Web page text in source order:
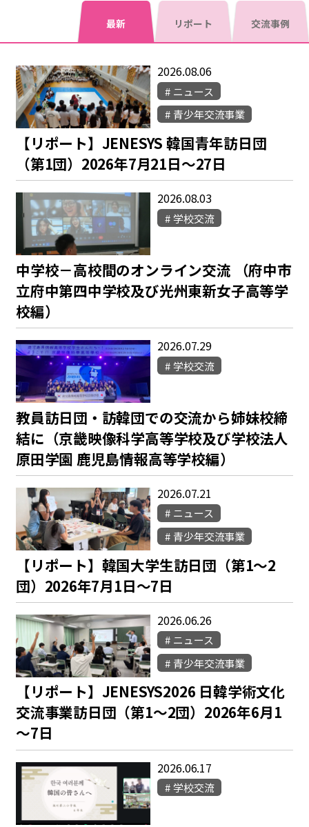
最新 リポート 交流事例
2026.08.06
ニュース
青少年交流事業
【リポート】JENESYS 韓国青年訪日団
（第1団）2026年7月21日～27日
2026.08.03
学校交流
中学校－高校間のオンライン交流 （府中市
立府中第四中学校及び光州東新女子高等学
校編）
2026.07.29
学校交流
教員訪日団・訪韓団での交流から姉妹校締
結に（京畿映像科学高等学校及び学校法人
原田学園 鹿児島情報高等学校編）
2026.07.21
ニュース
青少年交流事業
【リポート】韓国大学生訪日団（第1～2
団）2026年7月1日～7日
2026.06.26
ニュース
青少年交流事業
【リポート】JENESYS2026 日韓学術文化
交流事業訪日団（第1～2団）2026年6月1
～7日
2026.06.17
学校交流